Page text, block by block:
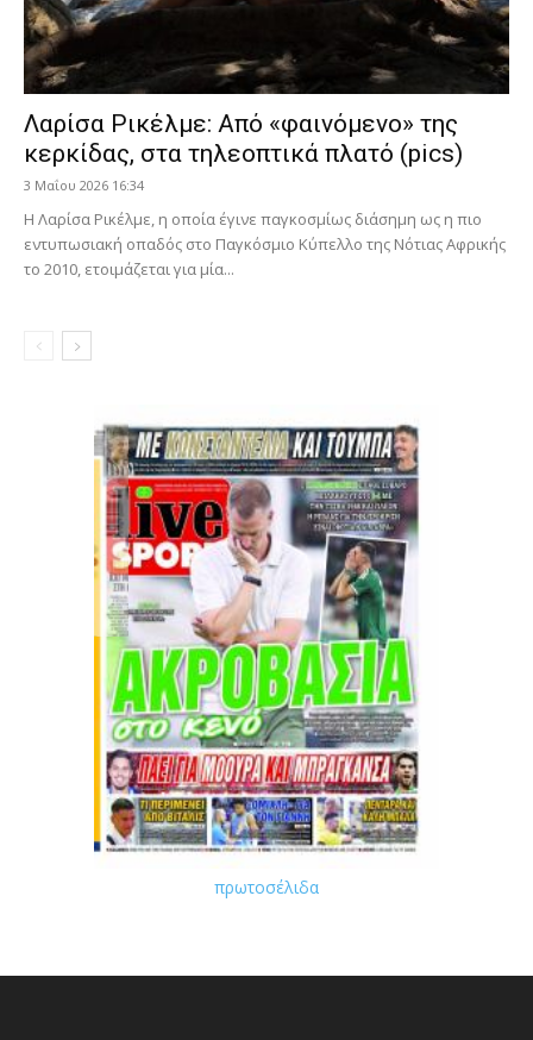
Λαρίσα Ρικέλμε: Από «φαινόμενο» της
κερκίδας, στα τηλεοπτικά πλατό (pics)
3 Μαΐου 2026 16:34
Η Λαρίσα Ρικέλμε, η οποία έγινε παγκοσμίως διάσημη ως η πιο
εντυπωσιακή οπαδός στο Παγκόσμιο Κύπελλο της Νότιας Αφρικής
το 2010, ετοιμάζεται για μία...
πρωτοσέλιδα